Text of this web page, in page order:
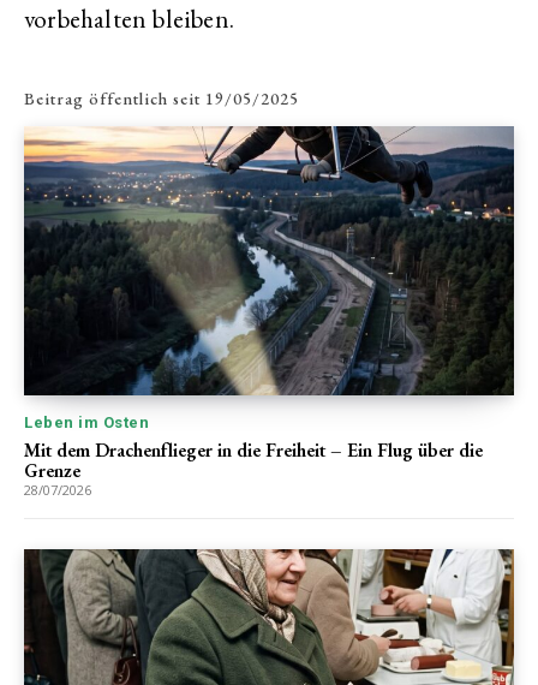
vorbehalten bleiben.
Beitrag öffentlich seit 19/05/2025
Leben im Osten
Mit dem Drachenflieger in die Freiheit – Ein Flug über die
Grenze
28/07/2026